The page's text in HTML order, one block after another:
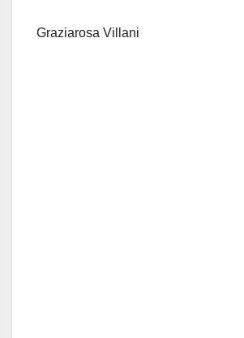
Graziarosa Villani